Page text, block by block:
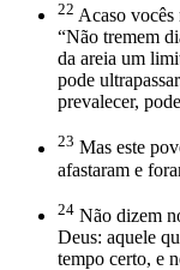
22 Acaso
“Não tremem
da areia um
pode
prevalecer,
23 Mas este
afastaram e
24 Não dizem
Deus: aquele
tempo certo, e